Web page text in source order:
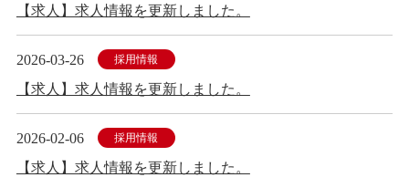
【求人】求人情報を更新しました。
2026-03-26 採用情報
【求人】求人情報を更新しました。
2026-02-06 採用情報
【求人】求人情報を更新しました。